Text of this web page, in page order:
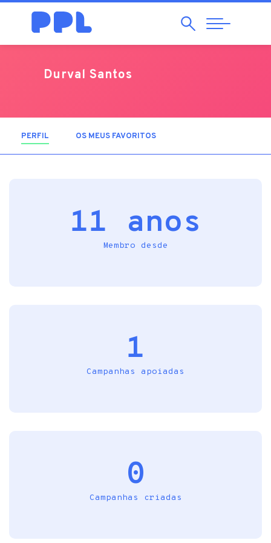
Pesquisar
Abrir
Navegação
Durval Santos
PERFIL (SEPARADOR ATIVO)
OS MEUS FAVORITOS
11 anos
Membro desde
1
Campanhas apoiadas
0
Campanhas criadas